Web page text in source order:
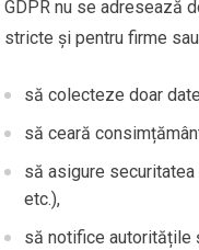
GDPR nu se adresează
stricte și pentru firme
să colecteze doar
să ceară
să asigure
etc.),
să notifice autoritățile